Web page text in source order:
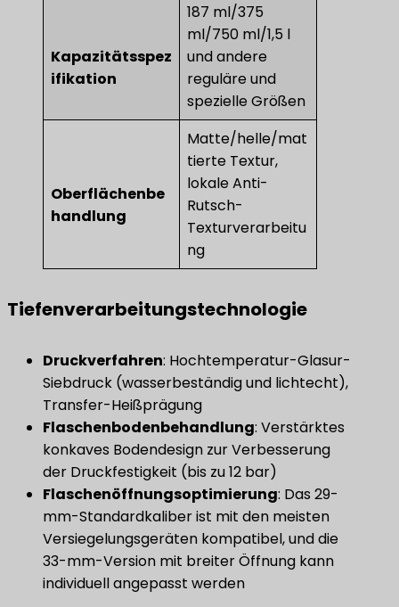
Kapazitätsspez
ifikation​
187 ml/375
ml/750 ml/1,5 l
und andere
reguläre und
spezielle Größen
Oberflächenbe
handlung
Matte/helle/mat
tierte Textur,
lokale Anti-
Rutsch-
Texturverarbeitu
ng
Tiefenverarbeitungstechnologie
Druckverfahren​: Hochtemperatur-Glasur-
Siebdruck (wasserbeständig und lichtecht),
Transfer-Heißprägung
Flaschenbodenbehandlung​: Verstärktes
konkaves Bodendesign zur Verbesserung
der Druckfestigkeit (bis zu 12 bar)
Flaschenöffnungsoptimierung​: Das 29-
mm-Standardkaliber ist mit den meisten
Versiegelungsgeräten kompatibel, und die
33-mm-Version mit breiter Öffnung kann
individuell angepasst werden